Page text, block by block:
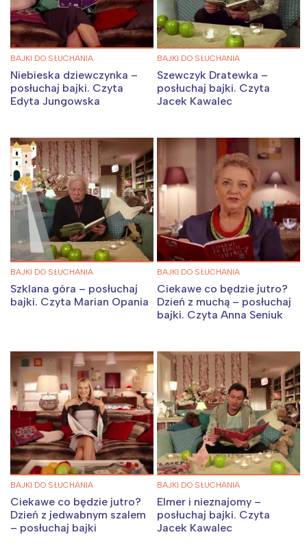
BAJKI DO SŁUCHANIA
Niebieska dziewczynka –
posłuchaj bajki. Czyta
Edyta Jungowska
BAJKI DO SŁUCHANIA
Szewczyk Dratewka –
posłuchaj bajki. Czyta
Jacek Kawalec
BAJKI DO SŁUCHANIA
Szklana góra – posłuchaj
bajki. Czyta Marian Opania
BAJKI DO SŁUCHANIA
Ciekawe co będzie jutro?
Dzień z muchą – posłuchaj
bajki. Czyta Anna Seniuk
BAJKI DO SŁUCHANIA
Ciekawe co będzie jutro?
Dzień z jedwabnym szalem
– posłuchaj bajki
BAJKI DO SŁUCHANIA
Elmer i nieznajomy –
posłuchaj bajki. Czyta
Jacek Kawalec
Warszawa
Łódź
Trójmiasto
Poznań
Śląsk
Kraków
Południe
Północ
Wybieram